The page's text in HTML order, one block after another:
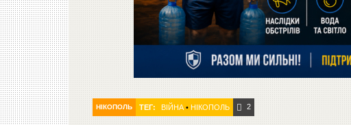
НІКОПОЛЬ ТЕГ: ВІЙНА• НІКОПОЛЬ 2